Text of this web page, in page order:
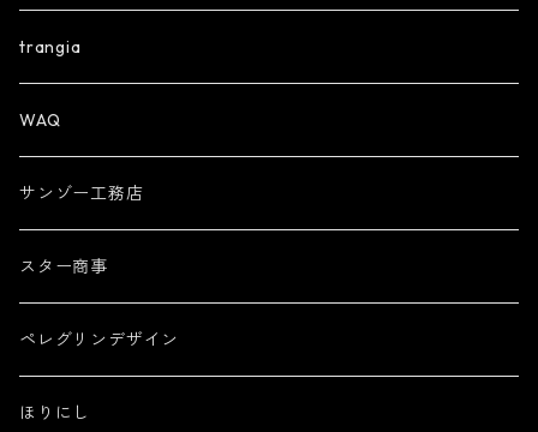
trangia
WAQ
サンゾー工務店
スター商事
ペレグリンデザイン
ほりにし